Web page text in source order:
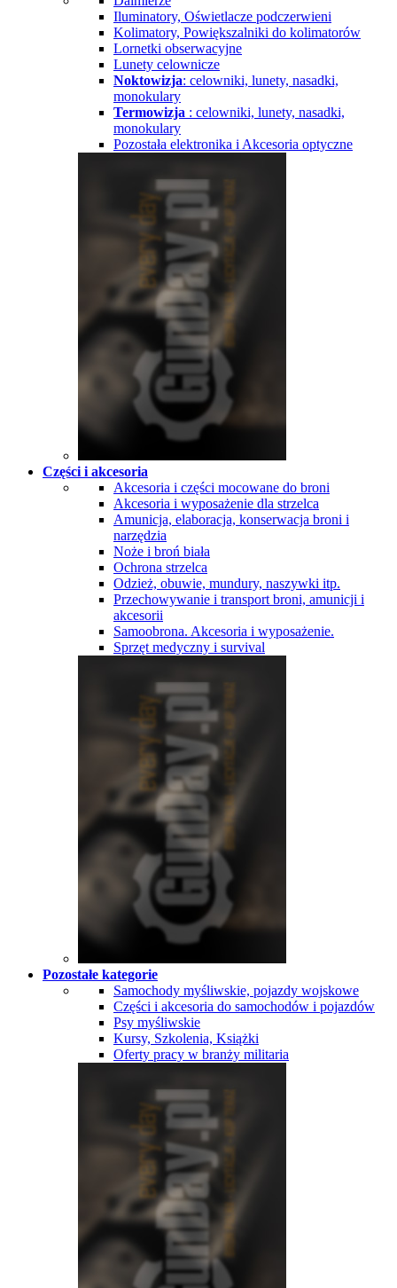
Iluminatory, Oświetlacze podczerwieni
Kolimatory, Powiększalniki do kolimatorów
Lornetki obserwacyjne
Lunety celownicze
Noktowizja: celowniki, lunety, nasadki,
monokulary
Termowizja : celowniki, lunety, nasadki,
monokulary
Pozostała elektronika i Akcesoria optyczne
Części i akcesoria
Akcesoria i części mocowane do broni
Akcesoria i wyposażenie dla strzelca
Amunicja, elaboracja, konserwacja broni i
narzędzia
Noże i broń biała
Ochrona strzelca
Odzież, obuwie, mundury, naszywki itp.
Przechowywanie i transport broni, amunicji i
akcesorii
Samoobrona. Akcesoria i wyposażenie.
Sprzęt medyczny i survival
Pozostałe kategorie
Samochody myśliwskie, pojazdy wojskowe
Części i akcesoria do samochodów i pojazdów
Psy myśliwskie
Kursy, Szkolenia, Książki
Oferty pracy w branży militaria